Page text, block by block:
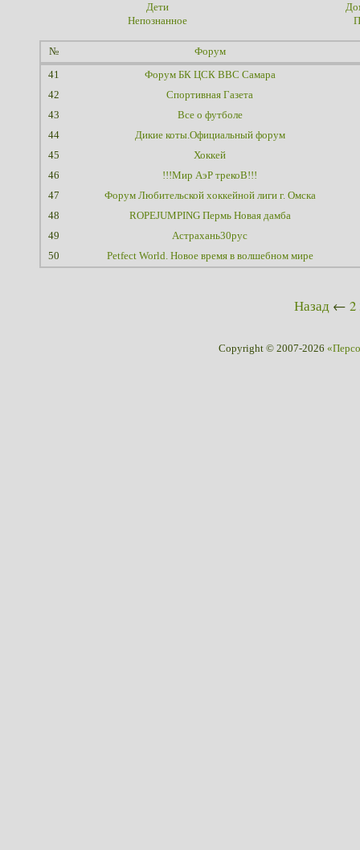
Дети
Непознанное
№ Форум
41
Форум БК ЦСК ВВС Самара
42
Спортивная Газета
43
Все о футболе
44
Дикие коты.Официальный форум
45
Хоккей
46
!!!Мир АэР трекоВ!!!
47
Форум Любительской хоккейной лиги г. Омска
48
ROPEJUMPING Пермь Новая дамба
49
Астрахань30рус
50
Petfect World. Новое время в волшебном мире
Назад ← 2
Copyright © 2007-2026